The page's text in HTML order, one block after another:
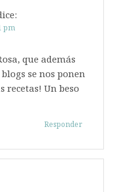
pm
que además
se nos ponen
recetas! Un beso
Responder